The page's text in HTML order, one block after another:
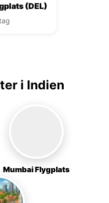
(DEL)
i Indien
Mumbai Flygplats